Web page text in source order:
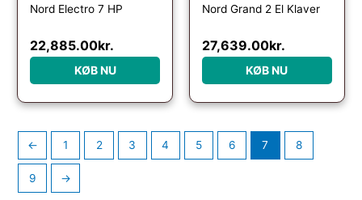
Nord Electro 7 HP
22,885.00kr.
KØB NU
Nord Grand 2 El Klaver
27,639.00kr.
KØB NU
← 1 2 3 4 5 6 7 8
9 →